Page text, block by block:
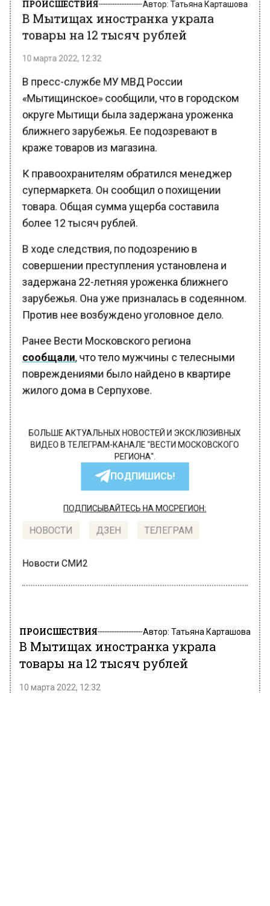
В Мытищах иностранка украла
товары на 12 тысяч рублей
В пресс-службе МУ МВД России
«Мытищинское» сообщили, что в городском
округе Мытищи была задержана уроженка
ближнего зарубежья. Ее подозревают в
К правоохранителям обратился менеджер
супермаркета. Он сообщил о похищении
товара. Общая сумма ущерба составила
более 12 тысяч рублей.
В ходе следствия, по подозрению в
совершении преступления установлена и
задержана 22-летняя уроженка ближнего
зарубежья. Она уже призналась в содеянном.
Против нее возбуждено уголовное дело.
Ранее Вести Московского региона
сообщали, что тело мужчины с телесными
повреждениями было найдено в квартире
жилого дома в Серпухове.
БОЛЬШЕ АКТУАЛЬНЫХ НОВОСТЕЙ И ЭКСКЛЮЗИВНЫХ
ВИДЕО В ТЕЛЕГРАМ-КАНАЛЕ "ВЕСТИ МОСКОВСКОГО
РЕГИОНА".
ПОДПИШИСЬ!
ПОДПИСЫВАЙТЕСЬ НА МОСРЕГИОН:
НОВОСТИ ДЗЕН ТЕЛЕГРАМ
Новости СМИ2
ПРОИСШЕСТВИЯ Автор: Татьяна Карташова
В Мытищах иностранка украла
товары на 12 тысяч рублей
10 марта 2022, 12:32